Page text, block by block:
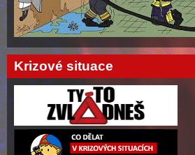
Krizové situace